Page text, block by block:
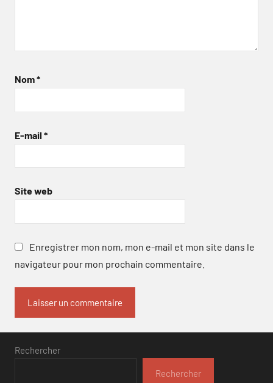
Nom*
E-mail *
Site web
Enregistrer mon nom, mon e-mail et mon site dans le
navigateur pour mon prochain commentaire.
Rechercher
Rechercher